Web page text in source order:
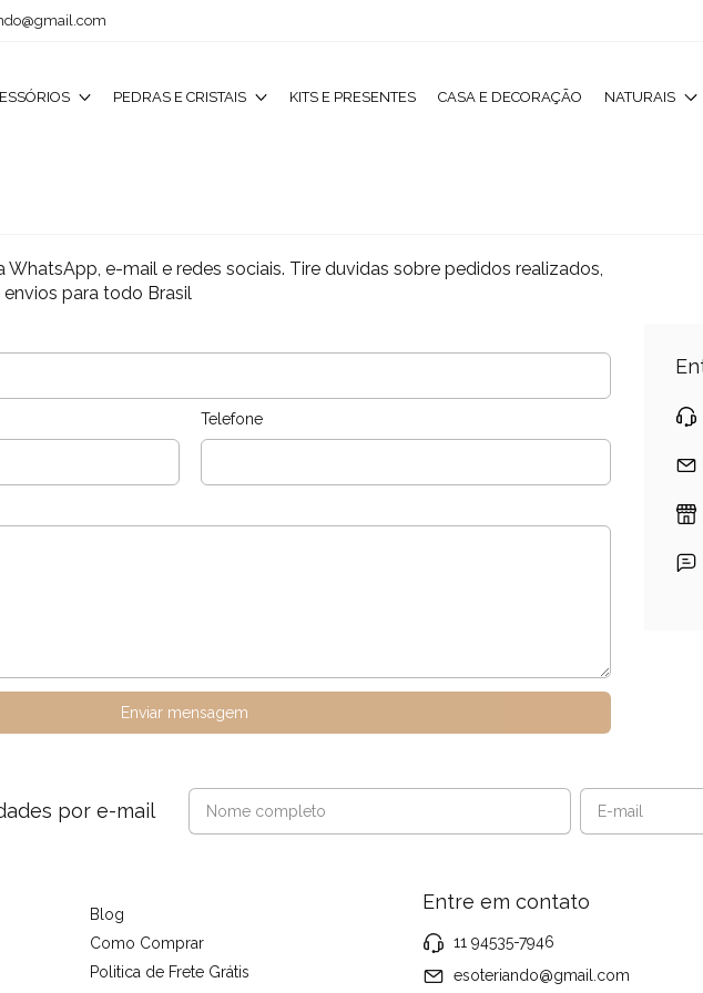
PEDRAS E CRISTAIS KITS E PRESENTES CASA E DECORAÇÃO NATURAIS
e-mail e redes sociais. Tire duvidas sobre pedidos realizados,
para todo Brasil
Telefone
Enviar mensagem
por e-mail
Blog
Como Comprar
Politica de Frete Grátis
Entre em contato
11 94535-7946
esoteriando@gmail.com